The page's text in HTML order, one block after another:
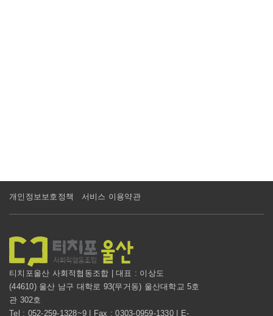
개인정보보호정책 서비스 이용약관
티치포울산 사회적협동조합 | 대표 : 이상도
(44610) 울산 남구 대학로 93(무거동) 울산대학교 5호
관 302호
Tel : 052-259-1328~9 | Fax : 0303-0959-1330 | E-